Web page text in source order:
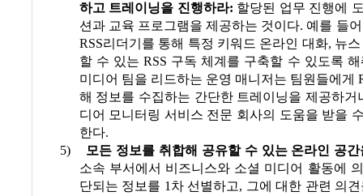
하고 트레이닝을 진행하라: 할당된 업무 진행에
션과 교육 프로그램을 제공하는 것이다. 예를 들
RSS리더기를 통해 특정 키워드 온라인 대화, 뉴
할 수 있는RSS 구독 체계를 구축할 수 있도록
미디어 팀을 리드하는 운영 매니저는 팀원들에게
해 정보를 수집하는 간단한 트레이닝을 제공하거
디어 모니터링 서비스 전문 회사의 도움을 받을
한다.
5)
모든 정보를 취합해 공유할 수 있는 온라인 공
소속 부서에서 비즈니스와 소셜 미디어 활동에
단되는 정보를 1차 선별하고, 그에 대한 관련 의